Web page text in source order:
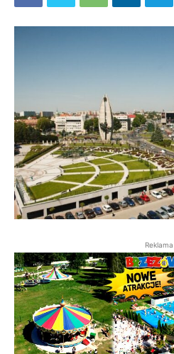
Reklama